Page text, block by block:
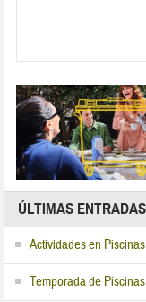
ÚLTIMAS ENTRADAS
Actividades en
Temporada de